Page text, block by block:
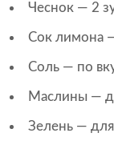
Чеснок — 2
Сок лимона
Соль — по
Маслины —
Зелень —